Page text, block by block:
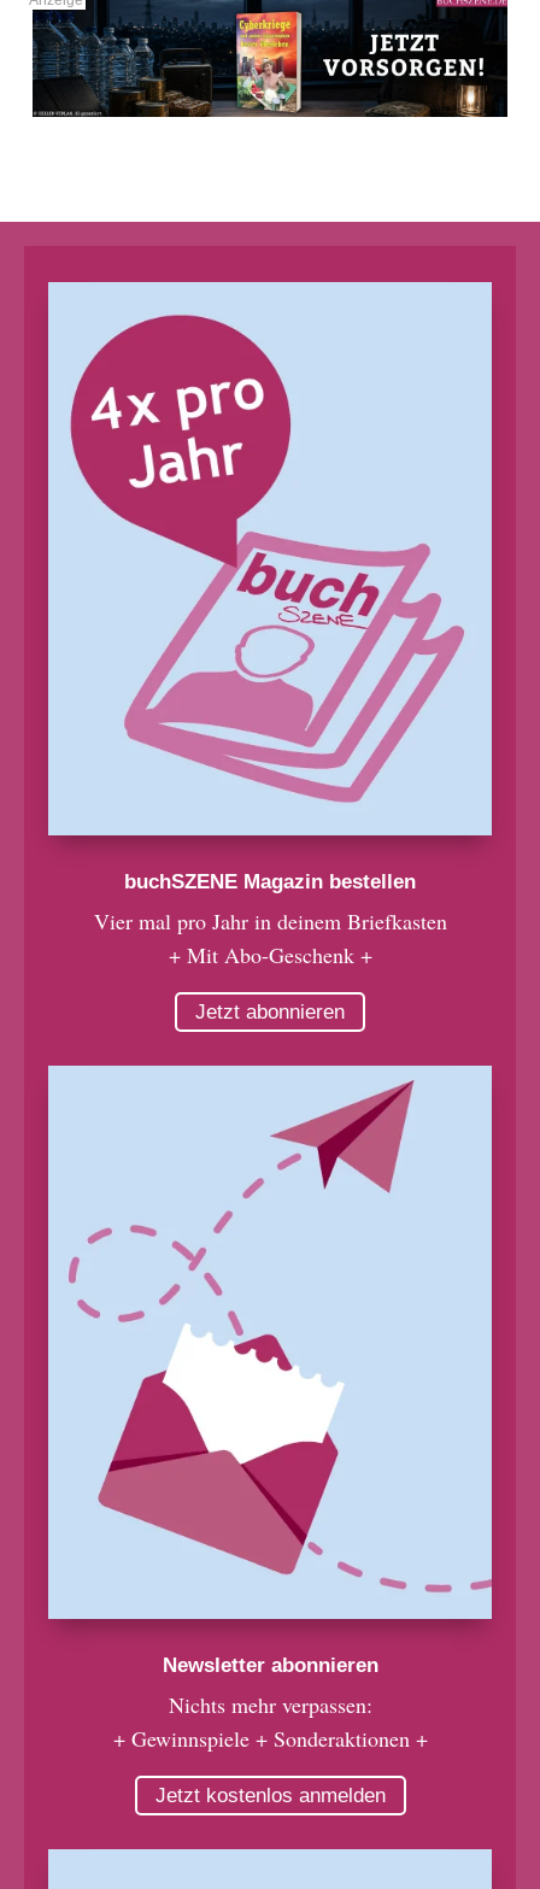
buchSZENE Magazin bestellen
Vier mal pro Jahr in deinem Briefkasten
+ Mit Abo-Geschenk +
Jetzt abonnieren
Newsletter abonnieren
Nichts mehr verpassen:
+ Gewinnspiele + Sonderaktionen +
Jetzt kostenlos anmelden